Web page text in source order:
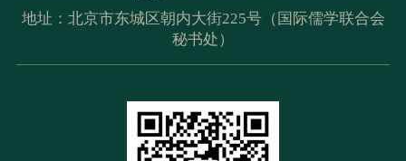
地址：北京市东城区朝内大街225号（国际儒学联合会
秘书处）